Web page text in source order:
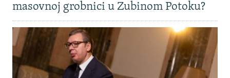
masovnoj grobnici u Zubinom Potoku?